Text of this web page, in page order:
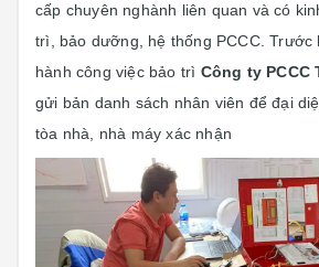
cấp chuyên nghành liên quan và có
trì, bảo dưỡng, hệ thống PCCC. Trước
hành công việc bảo trì Công ty PCCC
gửi bản danh sách nhân viên để đại
tòa nhà, nhà máy xác nhận